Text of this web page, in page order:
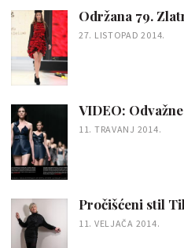
Održana 79.
27. LISTOPAD 2014.
VIDEO:
11. TRAVANJ 2014.
Pročišćeni stil
11. VELJAČA 2014.